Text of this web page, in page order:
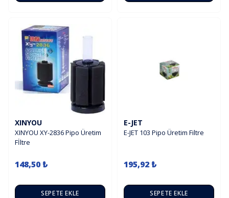
XINYOU
XINYOU XY-2836 Pipo Üretim
Fİltre
148,50 ₺
SEPETE EKLE
E-JET
E-JET 103 Pipo Üretim Filtre
195,92 ₺
SEPETE EKLE